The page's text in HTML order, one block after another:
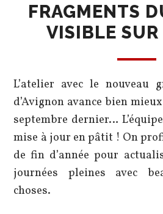
FRAGMENTS
VISIBLE
L’atelier avec le nouveau
d’Avignon avance bien
septembre dernier…
mise à jour en pâtit ! On
de fin d’année pour
journées pleines avec
choses.